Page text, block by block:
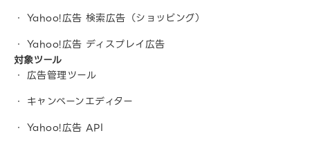
Yahoo!広告 検索広告（ショッピング）
Yahoo!広告 ディスプレイ広告
対象ツール
広告管理ツール
キャンペーンエディター
Yahoo!広告 API